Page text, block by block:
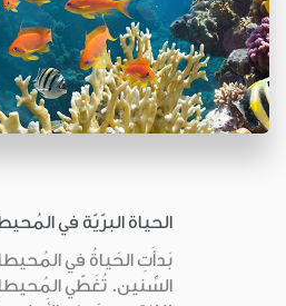
الحياة البرّيّة في
بَدأَتِ الحَياةُ في
السِّنين. تُغَطّي